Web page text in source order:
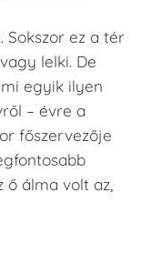
Sokszor ez a tér
lelki. De
egyik ilyen
– évre a
főszervezője
ő álma volt az,